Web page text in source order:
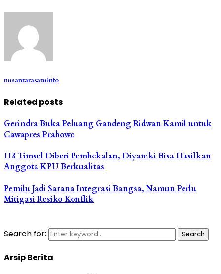
nusantarasatuinfo
Related posts
Gerindra Buka Peluang Gandeng Ridwan Kamil untuk
Cawapres Prabowo
118 Timsel Diberi Pembekalan, Diyaniki Bisa Hasilkan
Anggota KPU Berkualitas
Pemilu Jadi Sarana Integrasi Bangsa, Namun Perlu
Mitigasi Resiko Konflik
Search for: Search
Arsip Berita